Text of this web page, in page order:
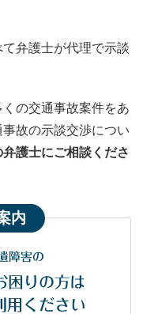
弁護士が代理で示談
の交通事故案件をあ
故の示談交渉につい
弁護士にご相談くださ
内
障害の
困りの方は
ください